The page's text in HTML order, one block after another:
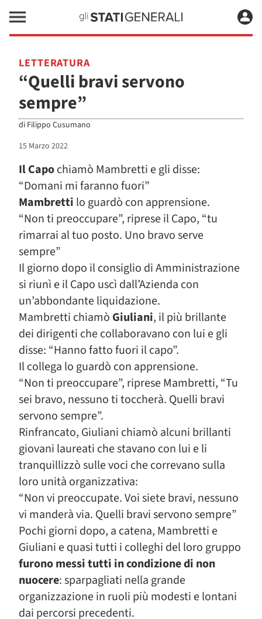
LETTERATURA
“Quelli bravi servono
sempre”
di Filippo Cusumano
15 Marzo 2022
Il Capochiamò Mambretti e gli disse:
“Domani mi faranno fuori”
Mambretti lo guardò con apprensione.
“Non ti preoccupare”, riprese il Capo, “tu
rimarrai al tuo posto. Uno bravo serve
sempre”
Il giorno dopo il consiglio di Amministrazione
si riunì e il Capo uscì dall’Azienda con
un’abbondante liquidazione.
Mambretti chiamò Giuliani, il più brillante
dei dirigenti che collaboravano con lui e gli
disse: “Hanno fatto fuori il capo”.
Il collega lo guardò con apprensione.
“Non ti preoccupare”, riprese Mambretti, “Tu
sei bravo, nessuno ti toccherà. Quelli bravi
servono sempre”.
Rinfrancato, Giuliani chiamò alcuni brillanti
giovani laureati che stavano con lui e li
tranquillizzò sulle voci che correvano sulla
loro unità organizzativa:
“Non vi preoccupate. Voi siete bravi, nessuno
vi manderà via. Quelli bravi servono sempre”
Pochi giorni dopo, a catena, Mambretti e
Giuliani e quasi tutti i colleghi del loro gruppo
furono messi tutti in condizione di non
nuocere: sparpagliati nella grande
organizzazione in ruoli più modesti e lontani
dai percorsi precedenti.